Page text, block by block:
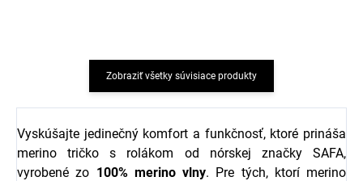
Zobraziť všetky súvisiace produkty
Vyskúšajte jedinečný komfort a funkčnosť, ktoré prináša
merino tričko s rolákom od nórskej značky SAFA,
vyrobené zo 100% merino vlny. Pre tých, ktorí merino